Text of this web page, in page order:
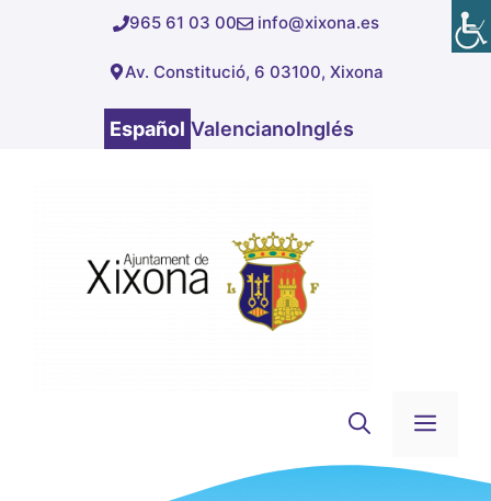
965 61 03 00 info@xixona.es
Av. Constitució, 6 03100, Xixona
Español ValencianoInglés